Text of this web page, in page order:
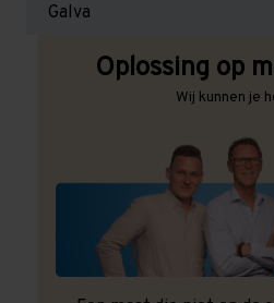
Galva
Oplossing op
Wij kunnen je